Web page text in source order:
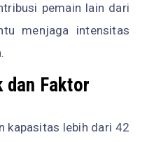
pemain lain dari
menjaga intensitas
Faktor
kapasitas lebih dari 42